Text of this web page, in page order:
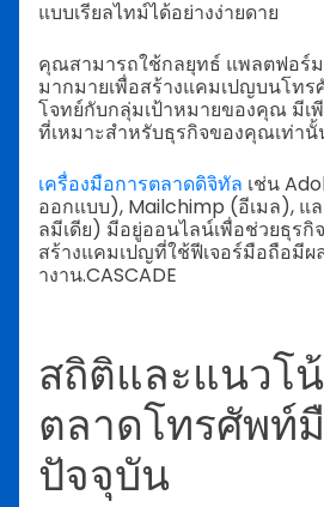
แบบเรียลไทม์ได้อย่างง่ายดาย
คุณสามารถใช้กลยุทธ์ แพลตฟอร์
มากมายเพื่อสร้างแคมเปญบนโท
โจทย์กับกลุ่มเป้าหมายของคุณ มีเ
ที่เหมาะสำหรับธุรกิจของคุณเท่า
เครื่องมือการตลาดดิจิทัล เช่น
ออกแบบ), Mailchimp (อีเมล), แ
ลมีเดีย) มีอยู่ออนไลน์เพื่อช่วยธุร
สร้างแคมเปญที่ใช้ฟีเจอร์มือถือมี
างาน.CASCADE
สถิติและแนวโ
ตลาดโทรศัพท์
ปัจจุบัน